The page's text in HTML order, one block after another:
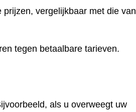
vergelijkbaar met die van
tegen betaalbare tarieven.
als u overweegt uw